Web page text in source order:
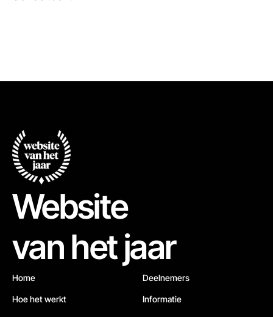
Website
van het jaar
Home
Hoe het werkt
Deelnemers
Informatie